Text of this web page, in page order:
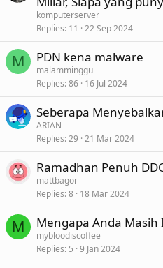
komputerserver
Replies 11 22 Sep 2024
M PDN kena malware
malamminggu
Replies 86 16 Jul 2024
Seberapa
ARIAN
Replies 29 21 Mar 2024
Ramadhan Penuh
mattbagor
Replies 8 18 Mar 2024
M Mengapa Anda
mybloodiscoffee
Replies 5 9 Jan 2024